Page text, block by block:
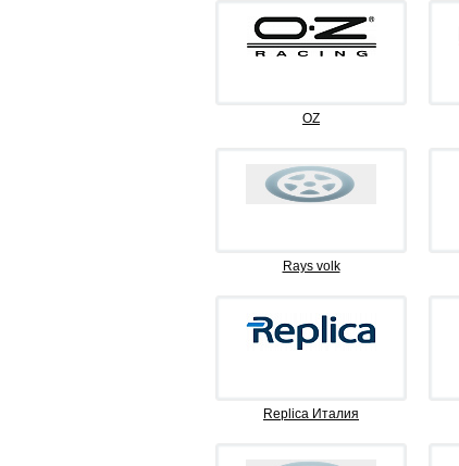
OZ
Rays volk
Replica Италия